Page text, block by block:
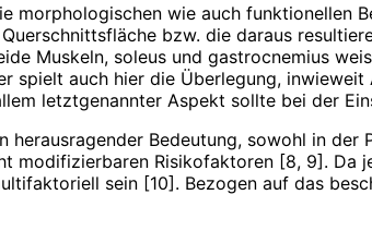
morphologischen wie auch funktionellen
bzw. die daraus
Muskeln, soleus und gastrocnemius
spielt auch hier die Überlegung,
letztgenannter Aspekt sollte bei der
Bedeutung, sowohl in
modifizierbaren Risi­kofak­toren [8, 9]. Da
sein [10]. Bezogen auf das